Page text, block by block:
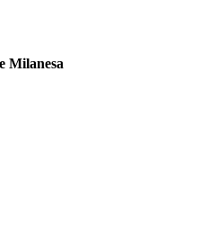
Milanesa